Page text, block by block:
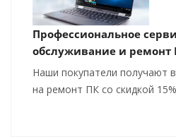
Профессиональное
обслуживание и ремонт
Наши покупатели получают
на ремонт ПК со скидкой 15%